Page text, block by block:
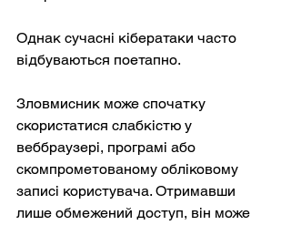
Однак сучасні кібератаки часто
відбуваються поетапно.
Зловмисник може спочатку
скористатися слабкістю у
веббраузері, програмі або
скомпрометованому обліковому
записі користувача. Отримавши
лише обмежений доступ, він може